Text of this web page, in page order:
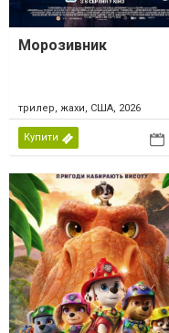
Морозивник
трилер, жахи, США, 2026
Купити